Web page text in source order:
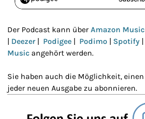
Der Podcast kann über Amazon Music
| Deezer | Podigee | Podimo | Spotify |
Music angehört werden.
Sie haben auch die Möglichkeit, einen
jeder neuen Ausgabe zu abonnieren.